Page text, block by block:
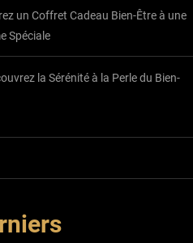
un Coffret Cadeau Bien-Être à une
Spéciale
la Sérénité à la Perle du Bien-